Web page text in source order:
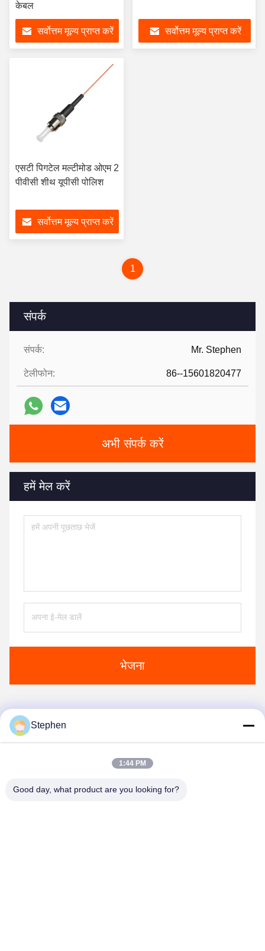
संपर्क
संपर्क: Mr. Stephen
टेलीफोन: 86--15601820477
अभी संपर्क करें
हमें मेल करें
भेजना
केबल
सर्वोत्तम मूल्य प्राप्त करें सर्वोत्तम मूल्य प्राप्त करें
एसटी पिगटेल मल्टीमोड ओएम 2
पीवीसी शीथ यूपीसी पोलिश
सर्वोत्तम मूल्य प्राप्त करें
1
Stephen
1:44 PM
Good day, what product are you looking for?